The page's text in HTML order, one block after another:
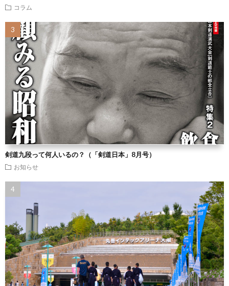
コラム
剣道九段って何人いるの？（「剣道日本」8月号）
お知らせ